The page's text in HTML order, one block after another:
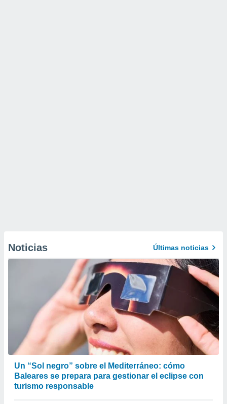
Noticias Últimas noticias
Un “Sol negro” sobre el Mediterráneo: cómo
Baleares se prepara para gestionar el eclipse con
turismo responsable